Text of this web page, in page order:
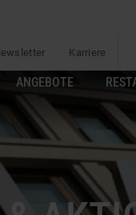
Karriere
ANGEBOTE